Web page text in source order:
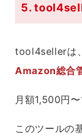
5.
tool4sellerは
Amazon総合
月額1,500円〜
このツールの